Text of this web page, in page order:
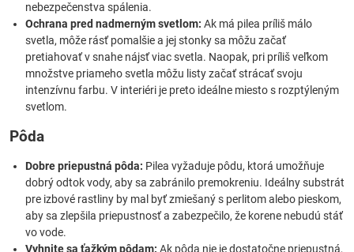
nebezpečenstva spálenia.
Ochrana pred nadmerným svetlom: Ak má pilea príliš málo
svetla, môže rásť pomalšie a jej stonky sa môžu začať
pretiahovať v snahe nájsť viac svetla. Naopak, pri príliš veľkom
množstve priameho svetla môžu listy začať strácať svoju
intenzívnu farbu. V interiéri je preto ideálne miesto s rozptýleným
svetlom.
Pôda
Dobre priepustná pôda: Pilea vyžaduje pôdu, ktorá umožňuje
dobrý odtok vody, aby sa zabránilo premokreniu. Ideálny substrát
pre izbové rastliny by mal byť zmiešaný s perlitom alebo pieskom,
aby sa zlepšila priepustnosť a zabezpečilo, že korene nebudú stáť
vo vode.
Vyhnite sa ťažkým pôdam: Ak pôda nie je dostatočne priepustná,